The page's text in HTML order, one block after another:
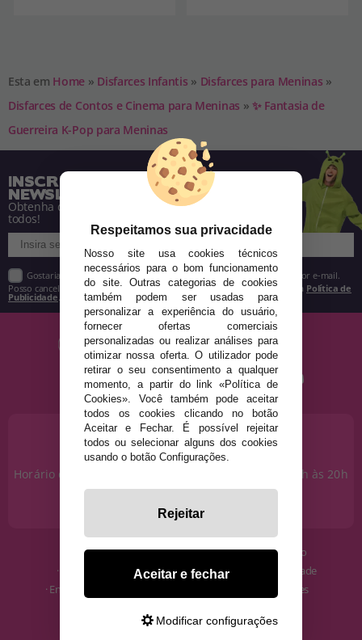
Esta em Home » Disfarces Infantis » Disfarces para Meninas »
Disfarces de Contos e Cinema para Meninas » ✨ Fantasia de
Guerreira K-Pop para Meninas
INSCREVA-SE NA NOSSA
NEWSLETTER
Obtenha descontos e saiba de tudo antes de
todos!
Gostaria de receber descontos exclusivos, novidades e tendências por e-mail.
Posso cancelar a inscrição a qualquer momento, conforme estipulado na Política de
Publicidade
PRECISA DE AJUDA?
915 793 695
Horário de segunda a sexta das 10h às 14h e das 17h às 20h
info@disfracestuyyo.pt
· Quem somos
· Como comprar
· Envios e Devoluções
· Condições de uso
· Política de Privacidade
· Política de Cookies
Respeitamos sua privacidade
Nosso site usa cookies técnicos
necessários para o bom funcionamento
do site. Outras categorias de cookies
também podem ser usadas para
personalizar a experiência do usuário,
fornecer ofertas comerciais
personalizadas ou realizar análises para
otimizar nossa oferta. O utilizador pode
retirar o seu consentimento a qualquer
momento, a partir do link «Política de
Cookies». Você também pode aceitar
todos os cookies clicando no botão
Aceitar e Fechar. É possível rejeitar
todos ou selecionar alguns dos cookies
usando o botão Configurações.
Rejeitar
Aceitar e fechar
Modificar configurações